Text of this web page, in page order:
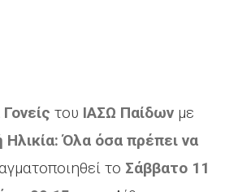
του ΙΑΣΩ Παίδων με
Ηλικία: Όλα όσα πρέπει να
το Σάββατο 11